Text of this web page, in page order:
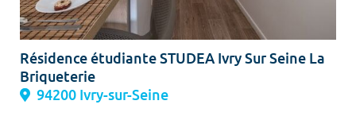
Résidence étudiante STUDEA Ivry Sur Seine La
Briqueterie
94200 Ivry-sur-Seine